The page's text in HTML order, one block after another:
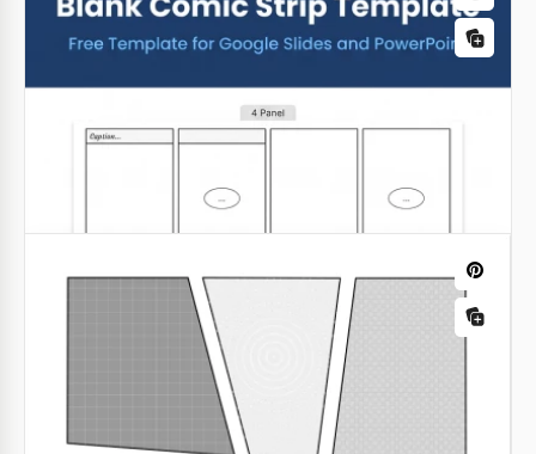
8 Panel Comic Strip Vorlage –
Vollfarbversion
Google Slides